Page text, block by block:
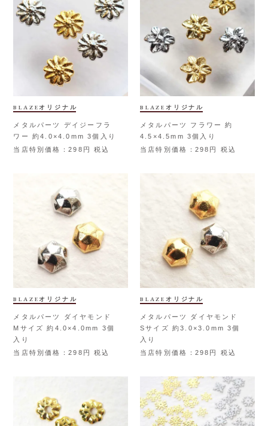
BLAZEオリジナル
メタルパーツ デイジーフラ
ワー 約4.0×4.0mm 3個入り
当店特別価格
298 税込
BLAZEオリジナル
メタルパーツ フラワー 約
4.5×4.5mm 3個入り
当店特別価格
298 税込
BLAZEオリジナル
メタルパーツ ダイヤモンド
Mサイズ 約4.0×4.0mm 3個
入り
当店特別価格
298 税込
BLAZEオリジナル
メタルパーツ ダイヤモンド
Sサイズ 約3.0×3.0mm 3個
入り
当店特別価格
298 税込